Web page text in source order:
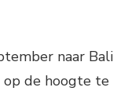
naar Bali
op de hoogte te